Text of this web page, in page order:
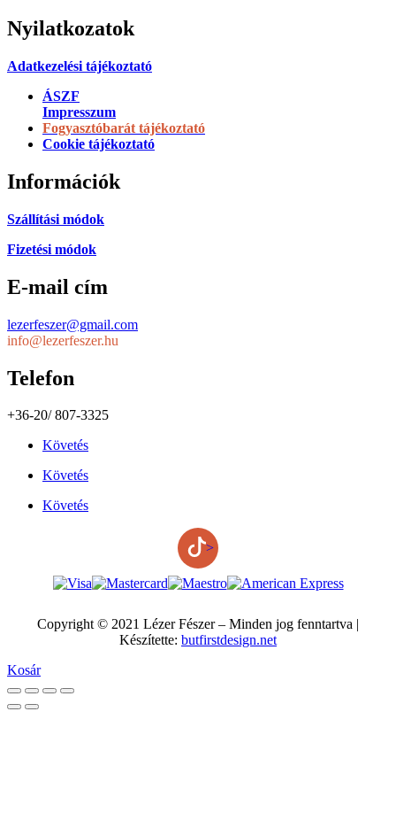
Nyilatkozatok
Adatkezelési tájékoztató
ÁSZF
Impresszum
Fogyasztóbarát tájékoztató
Cookie tájékoztató
Információk
Szállítási módok
Fizetési módok
E-mail cím
lezerfeszer@gmail.com
info@lezerfeszer.hu
Telefon
+36-20/ 807-3325
Követés
Követés
Követés
>
Copyright © 2021 Lézer Fészer – Minden jog fenntartva |
Készítette: butfirstdesign.net
Kosár